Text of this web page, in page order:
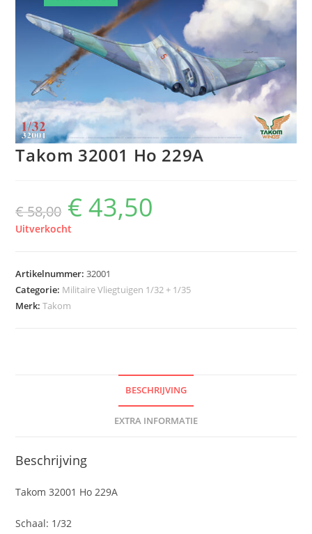
Takom 32001 Ho 229A
€58,00
Oorspronkelijke
prijs
was:
€ 58,00.
€ 43,50
Uitverkocht
Artikelnummer:32001
Categorie: Militaire Vliegtuigen 1/32 + 1/35
Merk:Takom
BESCHRIJVING
EXTRA INFORMATIE
Beschrijving
Takom 32001 Ho 229A
Schaal: 1/32